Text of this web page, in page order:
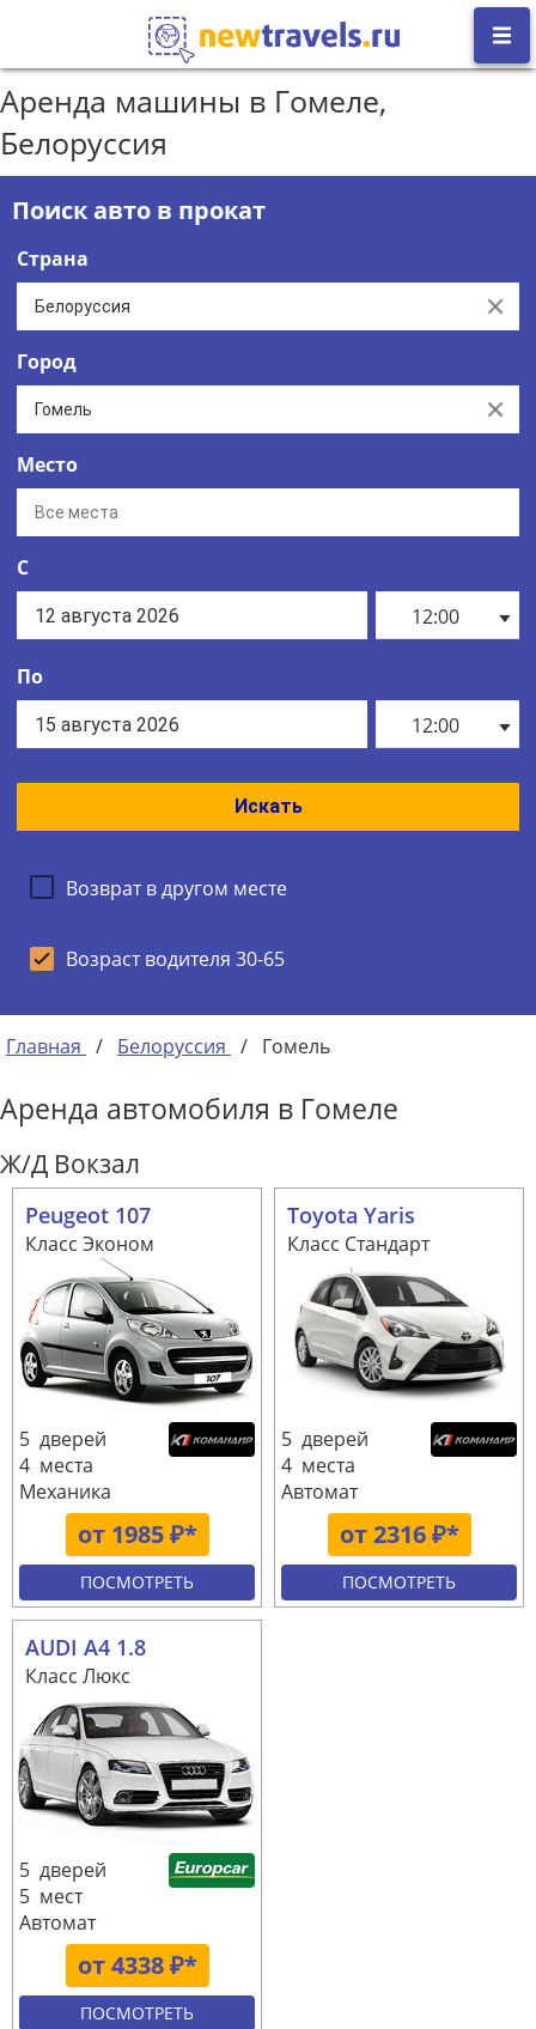
Аренда машины в Гомеле,
Белоруссия
Поиск авто в прокат
Страна
Clear
Город
Clear
Место
С
12:00
По
12:00
Искать
Возврат в другом месте
Возраст водителя 30-65
Главная / Белоруссия / Гомель
Аренда автомобиля в Гомеле
Ж/Д Вокзал
Peugeot 107
Класс Эконом
от 1985 ₽*
5 дверей
4 места
Механика
ПОСМОТРЕТЬ
Toyota Yaris
Класс Стандарт
от 2316 ₽*
5 дверей
4 места
Автомат
ПОСМОТРЕТЬ
AUDI A4 1.8
Класс Люкс
от 4338 ₽*
5 дверей
5 мест
Автомат
ПОСМОТРЕТЬ